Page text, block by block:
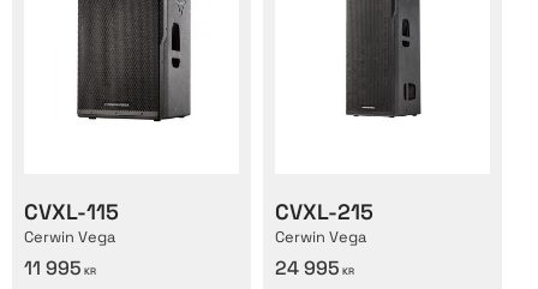
CVXL-115
Cerwin Vega
11 995 KR
CVXL-215
Cerwin Vega
24 995 KR